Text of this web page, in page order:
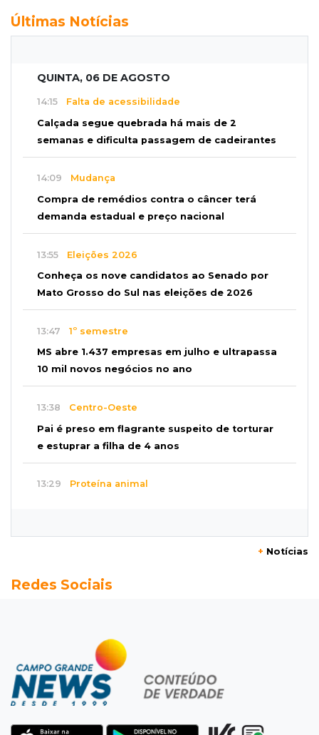
Últimas Notícias
QUINTA, 06 DE AGOSTO
14:15 Falta de acessibilidade
Calçada segue quebrada há mais de 2
semanas e dificulta passagem de cadeirantes
14:09 Mudança
Compra de remédios contra o câncer terá
demanda estadual e preço nacional
13:55 Eleições 2026
Conheça os nove candidatos ao Senado por
Mato Grosso do Sul nas eleições de 2026
13:47 1º semestre
MS abre 1.437 empresas em julho e ultrapassa
10 mil novos negócios no ano
13:38 Centro-Oeste
Pai é preso em flagrante suspeito de torturar
e estuprar a filha de 4 anos
13:29 Proteína animal
Exportações de Campo Grande batem
Adolescente apreendido
Menino de 11 anos queimado pode precisar de
hemodiálise; "só os pés escaparam"
+ Notícias
Redes Sociais